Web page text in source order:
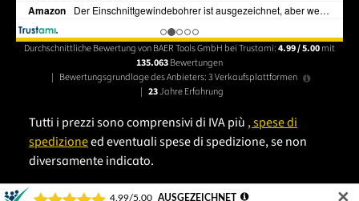
Durchschnittliche Bewertung von BAER Tools GmbH bei Trustami:4.99 / 5.00mit
135.063Bewertungen
| Bewertungsgrundlage des Anbieters: 3 Verkaufsplattformen
| 23Jahre Erfahrung
Tutti i prezzi sono comprensivi di IVA più , spese di
spedizioneed eventuali spese di spedizione, se non
diversamente indicato.